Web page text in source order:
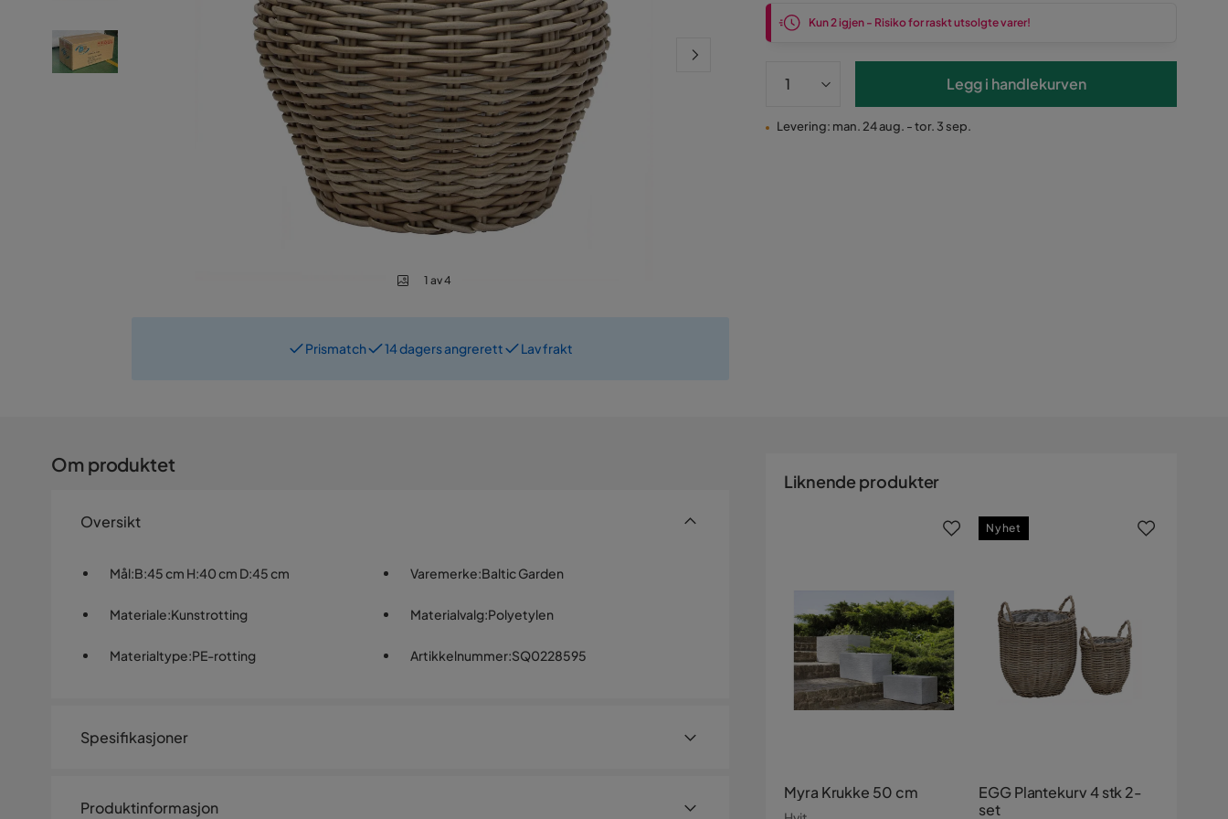
1 av 4
Prismatch 14 dagers angrerett Lav frakt
Kun 2 igjen - Risiko for raskt utsolgte varer!
Legg i handlekurven
Levering: man. 24 aug. - tor. 3 sep.
Om produktet
Oversikt
Mål:B:45 cm H:40 cm D:45 cm Varemerke:Baltic Garden
Materiale:Kunstrotting Materialvalg:Polyetylen
Materialtype:PE-rotting Artikkelnummer:SQ0228595
Spesifikasjoner
Størrelse
Produktinformasjon
Liknende produkter
Myra Krukke 50 cm
EGG Plantekurv 4 stk 2-
set
Nyhet